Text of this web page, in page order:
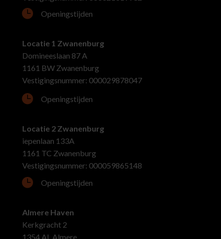
 Openingstijden
Locatie 1 Zwanenburg
Domineeslaan 87 A
1161 BW Zwanenburg
Vestigingsnummer: 000029878047
 Openingstijden
Locatie 2 Zwanenburg
iepenlaan 133A
1161 TC Zwanenburg
Vestigingsnummer: 000059865148
 Openingstijden
Almere Haven
Kerkgracht 2
1354 AL Almere